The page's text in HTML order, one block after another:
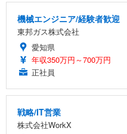
機械エンジニア/経験者歓迎
東邦ガス株式会社
愛知県
年収350万円～700万円
正社員
戦略/IT営業
株式会社WorkX